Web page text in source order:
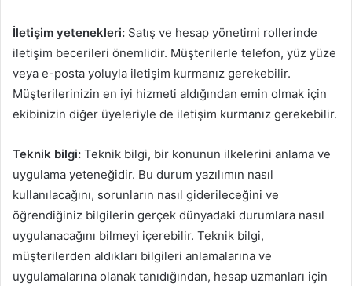
İletişim yetenekleri: Satış ve hesap yönetimi rollerinde
iletişim becerileri önemlidir. Müşterilerle telefon, yüz yüze
veya e-posta yoluyla iletişim kurmanız gerekebilir.
Müşterilerinizin en iyi hizmeti aldığından emin olmak için
ekibinizin diğer üyeleriyle de iletişim kurmanız gerekebilir.
Teknik bilgi: Teknik bilgi, bir konunun ilkelerini anlama ve
uygulama yeteneğidir. Bu durum yazılımın nasıl
kullanılacağını, sorunların nasıl giderileceğini ve
öğrendiğiniz bilgilerin gerçek dünyadaki durumlara nasıl
uygulanacağını bilmeyi içerebilir. Teknik bilgi,
müşterilerden aldıkları bilgileri anlamalarına ve
uygulamalarına olanak tanıdığından, hesap uzmanları için